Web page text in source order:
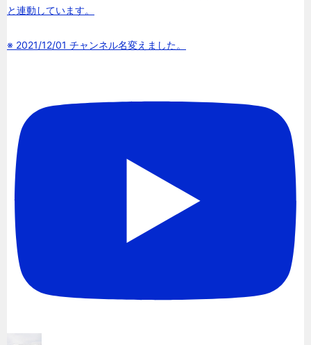
と連動しています。
※ 2021/12/01 チャンネル名変えました。